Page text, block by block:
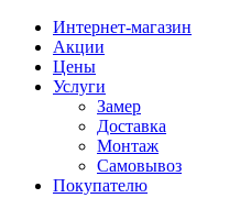
Интернет-магазин
Акции
Цены
Услуги
Замер
Доставка
Монтаж
Самовывоз
Покупателю